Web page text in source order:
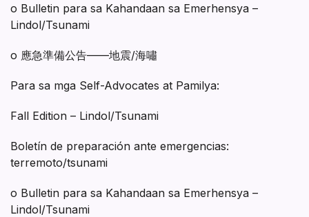
o Bulletin para sa Kahandaan sa Emerhensya –
Lindol/Tsunami
o 應急準備公告——地震/海嘯
Para sa mga Self-Advocates at Pamilya:
Fall Edition – Lindol/Tsunami
Boletín de preparación ante emergencias:
terremoto/tsunami
o Bulletin para sa Kahandaan sa Emerhensya –
Lindol/Tsunami